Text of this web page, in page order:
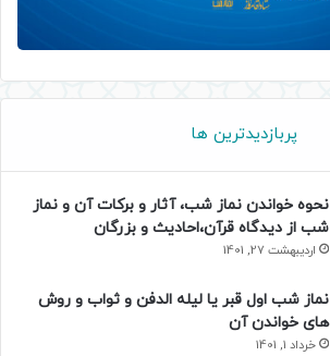
پربازدیدترین ها
نحوه خواندن نماز شب، آثار و برکات آن و نماز
شب از دیدگاه قرآن،احادیث و بزرگان
اردیبهشت 27, 1401
نماز شب اول قبر یا لیله الدفن و ثواب و روش
های خواندن آن
خرداد 1, 1401